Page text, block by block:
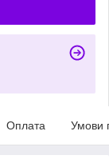
Оплата Умови